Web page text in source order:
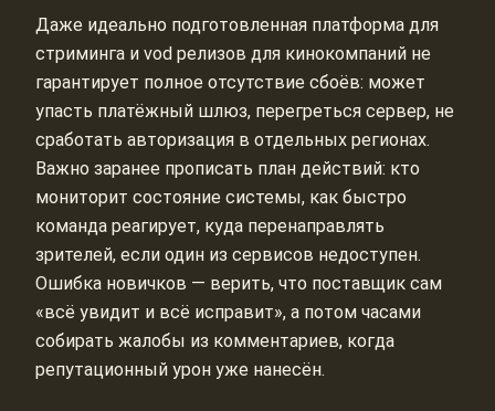
Даже идеально подготовленная платформа для
стриминга и vod релизов для кинокомпаний не
гарантирует полное отсутствие сбоёв: может
упасть платёжный шлюз, перегреться сервер, не
сработать авторизация в отдельных регионах.
Важно заранее прописать план действий: кто
мониторит состояние системы, как быстро
команда реагирует, куда перенаправлять
зрителей, если один из сервисов недоступен.
Ошибка новичков — верить, что поставщик сам
«всё увидит и всё исправит», а потом часами
собирать жалобы из комментариев, когда
репутационный урон уже нанесён.